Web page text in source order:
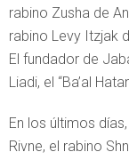
rabino Zusha de
rabino Levy Itzjak
El fundador de
Liadi, el “Ba’al
En los últimos
Rivne, el rabino